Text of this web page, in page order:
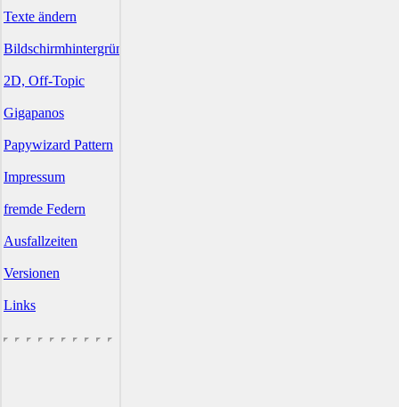
Texte ändern
Bildschirmhintergründe
2D, Off-Topic
Gigapanos
Papywizard Pattern
Impressum
fremde Federn
Ausfallzeiten
Versionen
Links